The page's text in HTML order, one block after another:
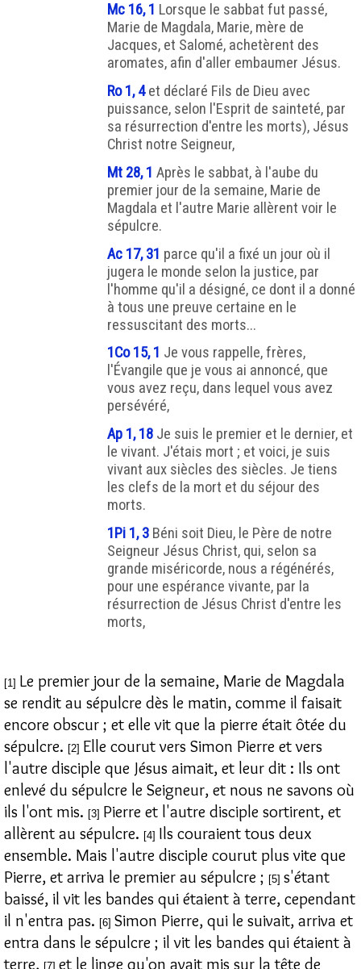
Mc 16, 1 Lorsque le sabbat fut passé,
Marie de Magdala, Marie, mère de
Jacques, et Salomé, achetèrent des
aromates, afin d'aller embaumer Jésus.
Ro 1, 4et déclaré Fils de Dieu avec
puissance, selon l'Esprit de sainteté, par
sa résurrection d'entre les morts), Jésus
Christ notre Seigneur,
Mt 28, 1 Après le sabbat, à l'aube du
premier jour de la semaine, Marie de
Magdala et l'autre Marie allèrent voir le
sépulcre.
Ac 17, 31 parce qu'il a fixé un jour où il
jugera le monde selon la justice, par
l'homme qu'il a désigné, ce dont il a donné
à tous une preuve certaine en le
ressuscitant des morts...
1Co 15, 1 Je vous rappelle, frères,
l'Évangile que je vous ai annoncé, que
vous avez reçu, dans lequel vous avez
persévéré,
Ap 1, 18 Je suis le premier et le dernier, et
le vivant. J'étais mort ; et voici, je suis
vivant aux siècles des siècles. Je tiens
les clefs de la mort et du séjour des
morts.
1Pi 1, 3 Béni soit Dieu, le Père de notre
Seigneur Jésus Christ, qui, selon sa
grande miséricorde, nous a régénérés,
pour une espérance vivante, par la
résurrection de Jésus Christ d'entre les
morts,
[1] Le premier jour de la semaine, Marie de Magdala
se rendit au sépulcre dès le matin, comme il faisait
encore obscur ; et elle vit que la pierre était ôtée du
sépulcre. [2] Elle courut vers Simon Pierre et vers
l'autre disciple que Jésus aimait, et leur dit : Ils ont
enlevé du sépulcre le Seigneur, et nous ne savons où
ils l'ont mis. [3] Pierre et l'autre disciple sortirent, et
allèrent au sépulcre. [4] Ils couraient tous deux
ensemble. Mais l'autre disciple courut plus vite que
Pierre, et arriva le premier au sépulcre ; [5] s'étant
baissé, il vit les bandes qui étaient à terre, cependant
il n'entra pas. [6] Simon Pierre, qui le suivait, arriva et
entra dans le sépulcre ; il vit les bandes qui étaient à
terre, [7] et le linge qu'on avait mis sur la tête de